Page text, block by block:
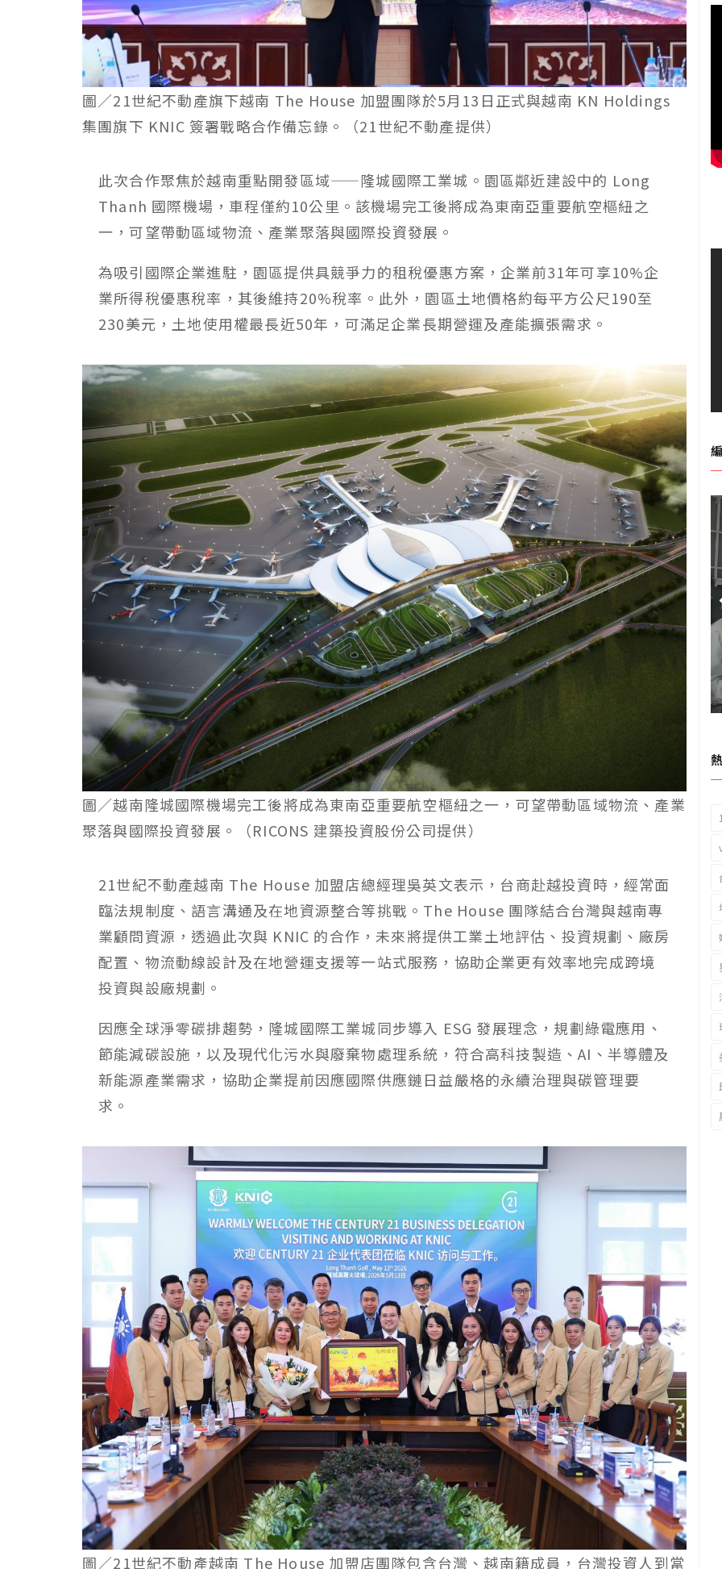
圖／21世紀不動產旗下越南 The House 加盟團隊於5月13日正式與越南 KN Holdings
集團旗下 KNIC 簽署戰略合作備忘錄。（21世紀不動產提供）
此次合作聚焦於越南重點開發區域——隆城國際工業城。園區鄰近建設中的 Long
Thanh 國際機場，車程僅約10公里。該機場完工後將成為東南亞重要航空樞紐之
一，可望帶動區域物流、產業聚落與國際投資發展。
為吸引國際企業進駐，園區提供具競爭力的租稅優惠方案，企業前31年可享10%企
業所得稅優惠稅率，其後維持20%稅率。此外，園區土地價格約每平方公尺190至
230美元，土地使用權最長近50年，可滿足企業長期營運及產能擴張需求。
圖／越南隆城國際機場完工後將成為東南亞重要航空樞紐之一，可望帶動區域物流、產業
聚落與國際投資發展。（RICONS 建築投資股份公司提供）
21世紀不動產越南 The House 加盟店總經理吳英文表示，台商赴越投資時，經常面
臨法規制度、語言溝通及在地資源整合等挑戰。The House 團隊結合台灣與越南專
業顧問資源，透過此次與 KNIC 的合作，未來將提供工業土地評估、投資規劃、廠房
配置、物流動線設計及在地營運支援等一站式服務，協助企業更有效率地完成跨境
投資與設廠規劃。
因應全球淨零碳排趨勢，隆城國際工業城同步導入 ESG 發展理念，規劃綠電應用、
節能減碳設施，以及現代化污水與廢棄物處理系統，符合高科技製造、AI、半導體及
新能源產業需求，協助企業提前因應國際供應鏈日益嚴格的永續治理與碳管理要
求。
圖／21世紀不動產越南 The House 加盟店團隊包含台灣、越南籍成員，台灣投資人到當